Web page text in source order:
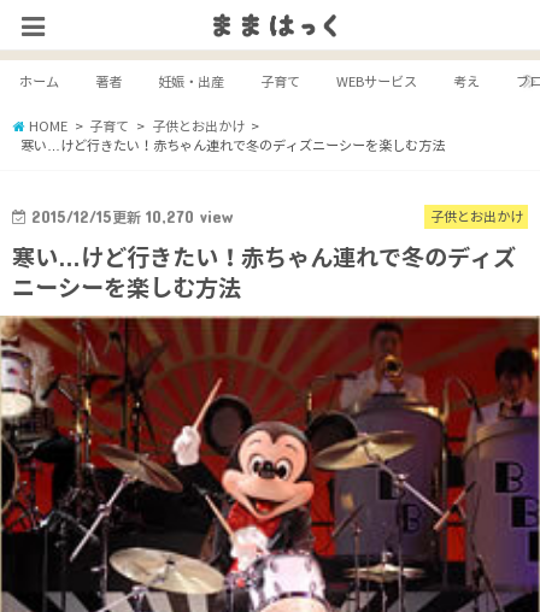
ホーム 著者 妊娠・出産 子育て WEBサービス 考え ブ
HOME 子育て
子供とお出かけ
寒い…けど行きたい！赤ちゃん連れで冬のディズニーシーを楽しむ方法
子供とお出かけ
2015/12/15更新 10,270 view
寒い…けど行きたい！赤ちゃん連れで冬のディズ
ニーシーを楽しむ方法